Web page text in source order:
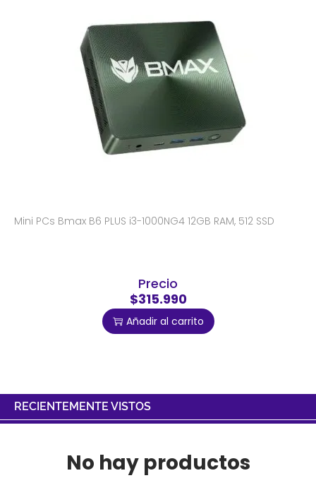
Mini PCs Bmax B6 PLUS i3-1000NG4 12GB RAM, 512 SSD
Precio
$315.990
Añadir al carrito
RECIENTEMENTE VISTOS
No hay productos